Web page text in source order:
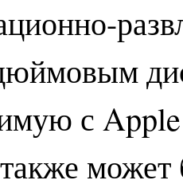
с
может